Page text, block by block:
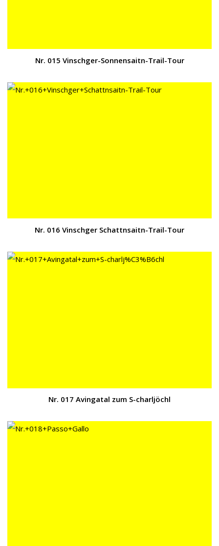
Nr. 015 Vinschger-Sonnensaitn-Trail-Tour
Nr. 016 Vinschger Schattnsaitn-Trail-Tour
Nr. 017 Avingatal zum S-charljöchl